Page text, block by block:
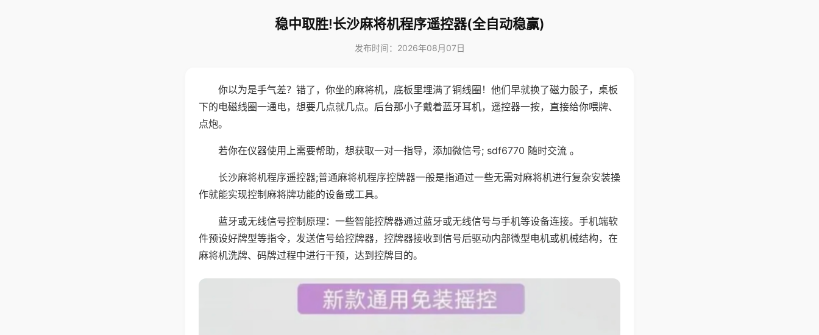
稳中取胜!长沙麻将机程序遥控器(全自动稳赢)
发布时间：2026年08月07日
你以为是手气差？错了，你坐的麻将机，底板里埋满了铜线圈！他们早就换了磁力骰子，桌板
下的电磁线圈一通电，想要几点就几点。后台那小子戴着蓝牙耳机，遥控器一按，直接给你喂牌、
点炮。
若你在仪器使用上需要帮助，想获取一对一指导，添加微信号; sdf6770 随时交流 。
长沙麻将机程序遥控器;普通麻将机程序控牌器一般是指通过一些无需对麻将机进行复杂安装操
作就能实现控制麻将牌功能的设备或工具。
蓝牙或无线信号控制原理：一些智能控牌器通过蓝牙或无线信号与手机等设备连接。手机端软
件预设好牌型等指令，发送信号给控牌器，控牌器接收到信号后驱动内部微型电机或机械结构，在
麻将机洗牌、码牌过程中进行干预，达到控牌目的。